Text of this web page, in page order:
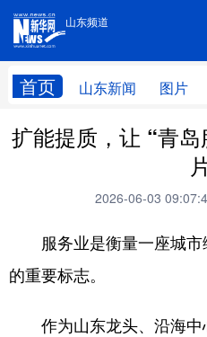
山东频道
首页 山东新闻 图片
手机版
网站
学习进行时 高层
科技 科普
健康
图片 中央文件
扩能提质，让 “青
2026-06-03
服务业是衡量一座城市
的重要标志。
作为山东龙头、沿海中